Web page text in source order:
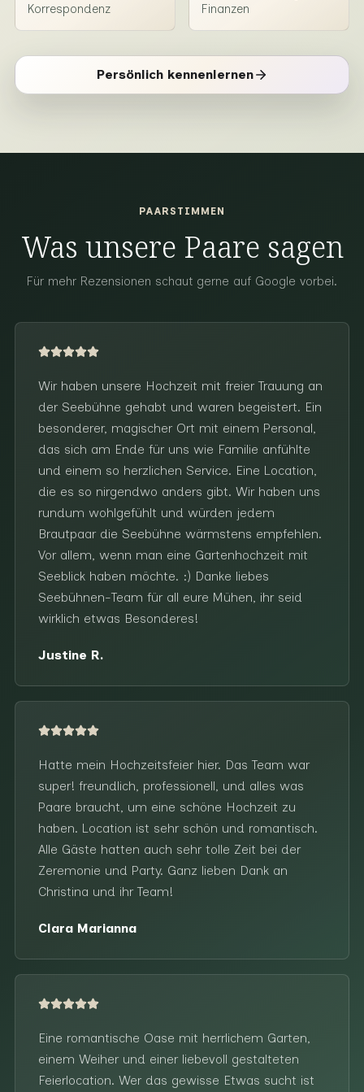
Korrespondenz
Finanzen
Persönlich kennenlernen
PAARSTIMMEN
Was unsere Paare sagen
Für mehr Rezensionen schaut gerne auf Google vorbei.
Wir haben unsere Hochzeit mit freier Trauung an
der Seebühne gehabt und waren begeistert. Ein
besonderer, magischer Ort mit einem Personal,
das sich am Ende für uns wie Familie anfühlte
und einem so herzlichen Service. Eine Location,
die es so nirgendwo anders gibt. Wir haben uns
rundum wohlgefühlt und würden jedem
Brautpaar die Seebühne wärmstens empfehlen.
Vor allem, wenn man eine Gartenhochzeit mit
Seeblick haben möchte. :) Danke liebes
Seebühnen-Team für all eure Mühen, ihr seid
wirklich etwas Besonderes!
Justine R.
Hatte mein Hochzeitsfeier hier. Das Team war
super! freundlich, professionell, und alles was
Paare braucht, um eine schöne Hochzeit zu
haben. Location ist sehr schön und romantisch.
Alle Gäste hatten auch sehr tolle Zeit bei der
Zeremonie und Party. Ganz lieben Dank an
Christina und ihr Team!
Clara Marianna
Eine romantische Oase mit herrlichem Garten,
einem Weiher und einer liebevoll gestalteten
Feierlocation. Wer das gewisse Etwas sucht ist